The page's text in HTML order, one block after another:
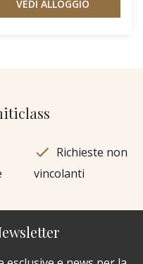
VEDI ALLOGGIO
Richieste non
vincolanti